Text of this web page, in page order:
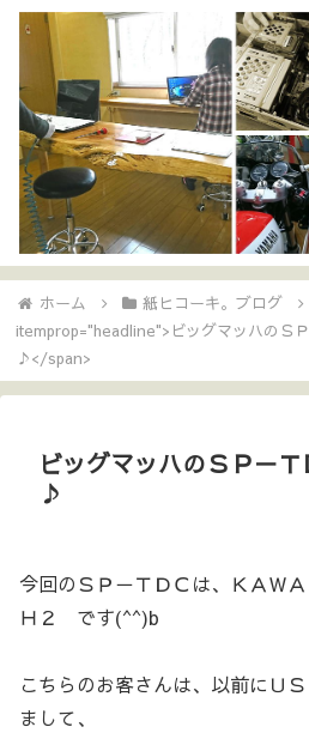
ホーム 紙ヒコーキ。ブログ
itemprop="headline">ビッグマッハのＳ
♪</span>
ビッグマッハのＳＰ－
♪
今回のＳＰ－ＴＤＣは、ＫＡＷ
Ｈ２ です(^^)b
こちらのお客さんは、以前にＵ
まして、